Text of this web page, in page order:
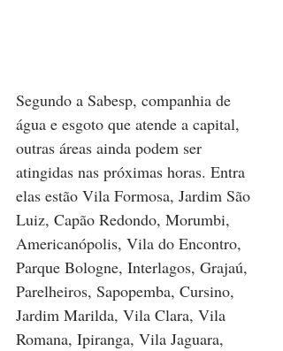
Segundo a Sabesp, companhia de
água e esgoto que atende a capital,
outras áreas ainda podem ser
atingidas nas próximas horas. Entra
elas estão Vila Formosa, Jardim São
Luiz, Capão Redondo, Morumbi,
Americanópolis, Vila do Encontro,
Parque Bologne, Interlagos, Grajaú,
Parelheiros, Sapopemba, Cursino,
Jardim Marilda, Vila Clara, Vila
Romana, Ipiranga, Vila Jaguara,